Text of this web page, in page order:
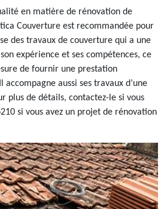
en matière de rénovation de
Couverture est recommandée pour
des travaux de couverture qui a une
expérience et ses compétences, ce
de fournir une prestation
accompagne aussi ses travaux d’une
plus de détails, contactez-le si vous
si vous avez un projet de rénovation